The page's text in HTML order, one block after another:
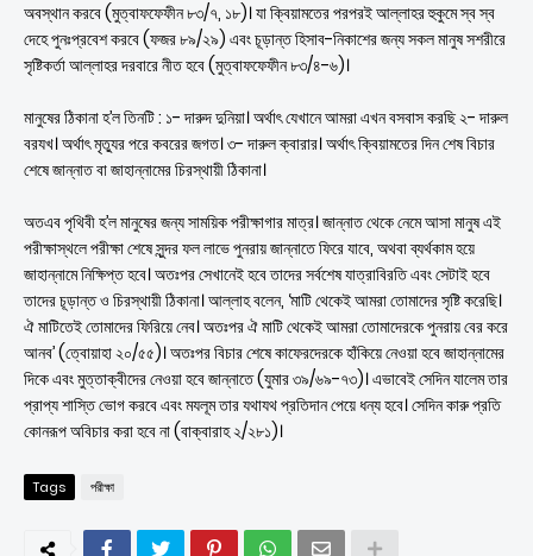
অবস্থান করবে (মুত্বাফফেফীন ৮৩/৭, ১৮)। যা ক্বিয়ামতের পরপরই আল্লাহর হুকুমে স্ব স্ব
দেহে পুনঃপ্রবেশ করবে (ফজর ৮৯/২৯) এবং চূড়ান্ত হিসাব-নিকাশের জন্য সকল মানুষ সশরীরে
সৃষ্টিকর্তা আল্লাহর দরবারে নীত হবে (মুত্বাফফেফীন ৮৩/৪-৬)।
মানুষের ঠিকানা হ’ল তিনটি : ১- দারুদ দুনিয়া। অর্থাৎ যেখানে আমরা এখন বসবাস করছি ২- দারুল
বরযখ। অর্থাৎ মৃত্যুর পরে কবরের জগত। ৩- দারুল ক্বারার। অর্থাৎ ক্বিয়ামতের দিন শেষ বিচার
শেষে জান্নাত বা জাহান্নামের চিরস্থায়ী ঠিকানা।
অতএব পৃথিবী হ’ল মানুষের জন্য সাময়িক পরীক্ষাগার মাত্র। জান্নাত থেকে নেমে আসা মানুষ এই
পরীক্ষাস্থলে পরীক্ষা শেষে সুন্দর ফল লাভে পুনরায় জান্নাতে ফিরে যাবে, অথবা ব্যর্থকাম হয়ে
জাহান্নামে নিক্ষিপ্ত হবে। অতঃপর সেখানেই হবে তাদের সর্বশেষ যাত্রাবিরতি এবং সেটাই হবে
তাদের চূড়ান্ত ও চিরস্থায়ী ঠিকানা। আল্লাহ বলেন, ‘মাটি থেকেই আমরা তোমাদের সৃষ্টি করেছি।
ঐ মাটিতেই তোমাদের ফিরিয়ে নেব। অতঃপর ঐ মাটি থেকেই আমরা তোমাদেরকে পুনরায় বের করে
আনব’ (ত্বোয়াহা ২০/৫৫)। অতঃপর বিচার শেষে কাফেরদেরকে হাঁকিয়ে নেওয়া হবে জাহান্নামের
দিকে এবং মুত্তাক্বীদের নেওয়া হবে জান্নাতে (যুমার ৩৯/৬৯-৭৩)। এভাবেই সেদিন যালেম তার
প্রাপ্য শাস্তি ভোগ করবে এবং মযলূম তার যথাযথ প্রতিদান পেয়ে ধন্য হবে। সেদিন কারু প্রতি
কোনরূপ অবিচার করা হবে না (বাক্বারাহ ২/২৮১)।
Tags পরীক্ষা